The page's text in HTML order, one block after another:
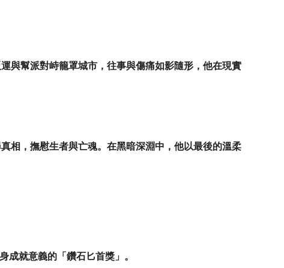
與幫派對峙籠罩城市，往事與傷痛如影隨形，他在現實
相，撫慰生者與亡魂。在黑暗深淵中，他以最後的溫柔
成就意義的「鑽石匕首獎」。